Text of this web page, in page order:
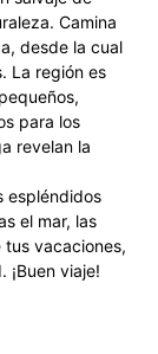
Camina
desde la cual
La región es
para los
revelan la
espléndidos
el mar, las
vacaciones,
viaje!